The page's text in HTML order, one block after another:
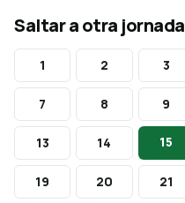
Saltar a otra jornada
1 2 3
7 8 9
13 14 15
19 20 21